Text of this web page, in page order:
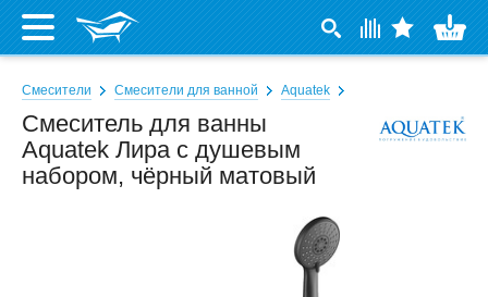
Смесители Смесители для ванной Aquatek
Смеситель для ванны
Aquatek Лира с душевым
набором, чёрный матовый